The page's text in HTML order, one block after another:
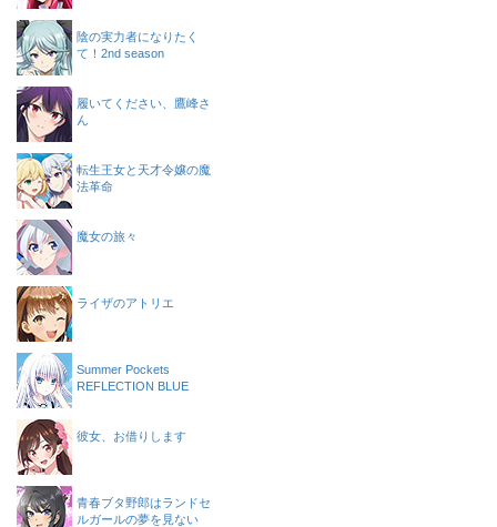
陰の実力者になりたく
て！2nd season
履いてください、鷹峰さ
ん
転生王女と天才令嬢の魔
法革命
魔女の旅々
ライザのアトリエ
Summer Pockets
REFLECTION BLUE
彼女、お借りします
青春ブタ野郎はランドセ
ルガールの夢を見ない